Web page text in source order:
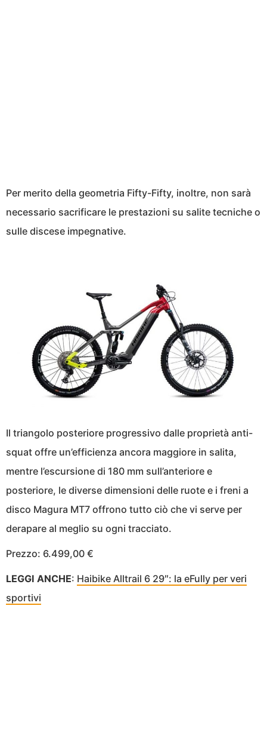
Per merito della geometria Fifty-Fifty, inoltre, non sarà
necessario sacrificare le prestazioni su salite tecniche o
sulle discese impegnative.
Il triangolo posteriore progressivo dalle proprietà anti-
squat offre un’efficienza ancora maggiore in salita,
mentre l’escursione di 180 mm sull’anteriore e
posteriore, le diverse dimensioni delle ruote e i freni a
disco Magura MT7 offrono tutto ciò che vi serve per
derapare al meglio su ogni tracciato.
Prezzo: 6.499,00 €
LEGGI ANCHE: Haibike Alltrail 6 29″: la eFully per veri
sportivi